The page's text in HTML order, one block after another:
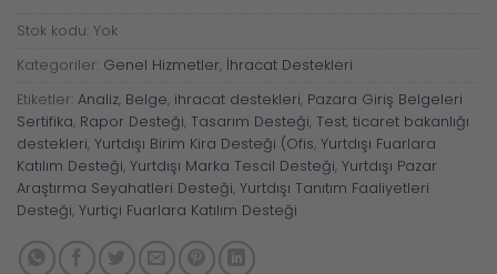
Stok kodu: Yok
Kategoriler: Genel Hizmetler, İhracat Destekleri
Etiketler: Analiz, Belge, ihracat destekleri, Pazara Giriş Belgeleri
Sertifika, Rapor Desteği, Tasarım Desteği, Test, ticaret bakanlığı
destekleri, Yurtdışı Birim Kira Desteği (Ofis, Yurtdışı Fuarlara
Katılım Desteği, Yurtdışı Marka Tescil Desteği, Yurtdışı Pazar
Araştırma Seyahatleri Desteği, Yurtdışı Tanıtım Faaliyetleri
Desteği, Yurtiçi Fuarlara Katılım Desteği